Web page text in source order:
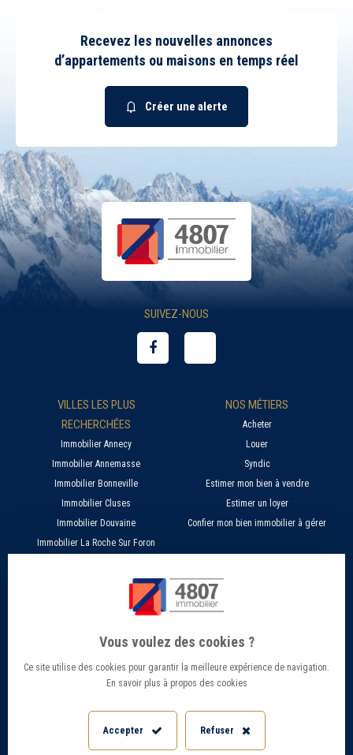
Recevez les nouvelles annonces
d’appartements ou maisons en temps réel
Créer une alerte
SUIVEZ-NOUS
VILLES LES PLUS
RECHERCHÉES
Immobilier Annecy
Immobilier Annemasse
Immobilier Bonneville
Immobilier Cluses
Immobilier Douvaine
Immobilier La Roche Sur Foron
NOS MÉTIERS
Acheter
Louer
Syndic
Estimer mon bien à vendre
Estimer un loyer
Confier mon bien immobilier à gérer
Nos agences 4807
Barème Transaction immobilière
Mentions légales
Politique de confidentialité
Paramétrer les cookies
SERVICES EN LIGNE
Estimer mon bien immobilier en ligne
Candidature location
Offres d’emploi - Recrutement
Accès Extranet
Informations Géorisques
Vous voulez des cookies ?
Ce site utilise des cookies pour garantir la meilleure expérience de navigation.
En savoir plus à propos des cookies
Accepter Refuser